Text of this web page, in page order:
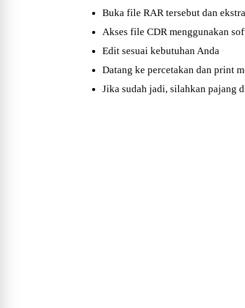
Buka file RAR tersebut dan
Akses file CDR menggunakan
Edit sesuai kebutuhan Anda
Datang ke percetakan dan print
Jika sudah jadi, silahkan pajang